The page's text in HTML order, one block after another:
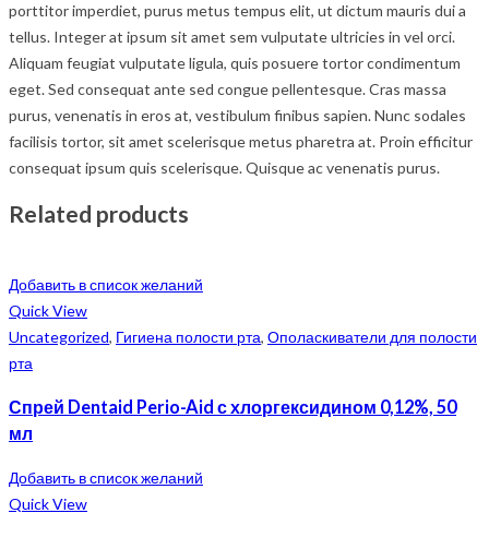
porttitor imperdiet, purus metus tempus elit, ut dictum mauris dui a
tellus. Integer at ipsum sit amet sem vulputate ultricies in vel orci.
Aliquam feugiat vulputate ligula, quis posuere tortor condimentum
eget. Sed consequat ante sed congue pellentesque. Cras massa
purus, venenatis in eros at, vestibulum finibus sapien. Nunc sodales
facilisis tortor, sit amet scelerisque metus pharetra at. Proin efficitur
consequat ipsum quis scelerisque. Quisque ac venenatis purus.
Related products
Добавить в список желаний
Quick View
Uncategorized, Гигиена полости рта, Ополаскиватели для полости
рта
Спрей Dentaid Perio-Aid с хлоргексидином 0,12%, 50
мл
Добавить в список желаний
Quick View